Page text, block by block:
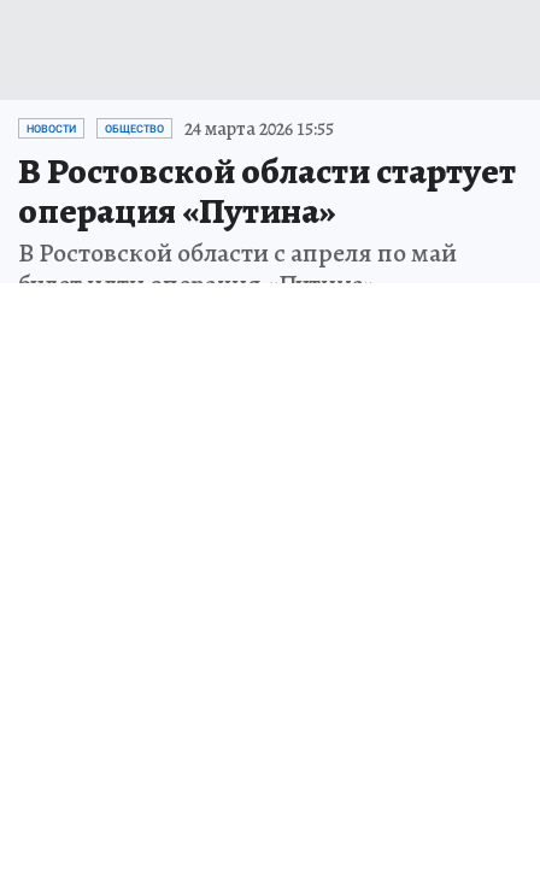
НОВОСТИ ОБЩЕСТВО 24 марта 2026 15:55
В Ростовской области стартует
операция «Путина»
В Ростовской области с апреля по май
будет идти операция «Путина»